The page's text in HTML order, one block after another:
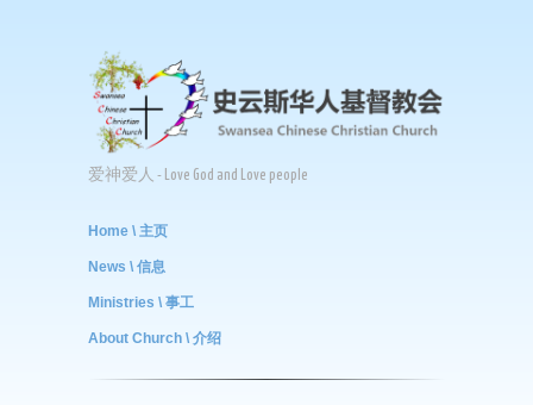
爱神爱人 - Love God and Love people
Home \ 主页
News \ 信息
Ministries \ 事工
About Church \ 介绍